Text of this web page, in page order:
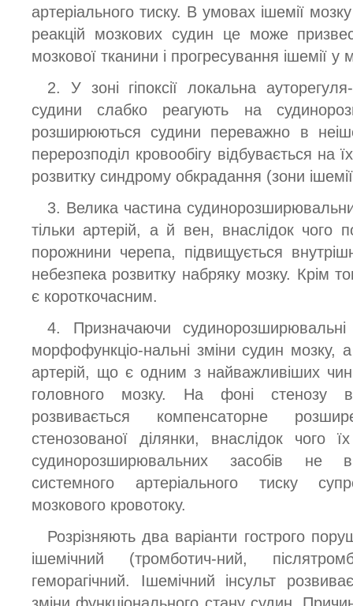
артеріального тиску. В умовах ішемії
реакцій мозкових судин це може
мозкової тканини і прогресування ішемії у
2. У зоні гіпоксії локальна
судини слабко реагують на
розширюються судини переважно в
перерозподіл кровообігу відбувається на
розвитку синдрому обкрадання (зони
3. Велика частина
тільки артерій, а й вен, внаслідок чого
порожнини черепа, підвищується
небезпека розвитку набряку мозку. Крім
є короткочасним.
4. Призначаючи
морфофункціо-нальні зміни судин мозку,
артерій, що є одним з найважливіших
головного мозку. На фоні стенозу
розвивається компенсаторне
стенозованої ділянки, внаслідок чого
судинорозширювальних засобів не
системного артеріального тиску
мозкового кровотоку.
Розрізняють два варіанти гострого
ішемічний (тромботич-ний,
геморагічний. Ішемічний інсульт